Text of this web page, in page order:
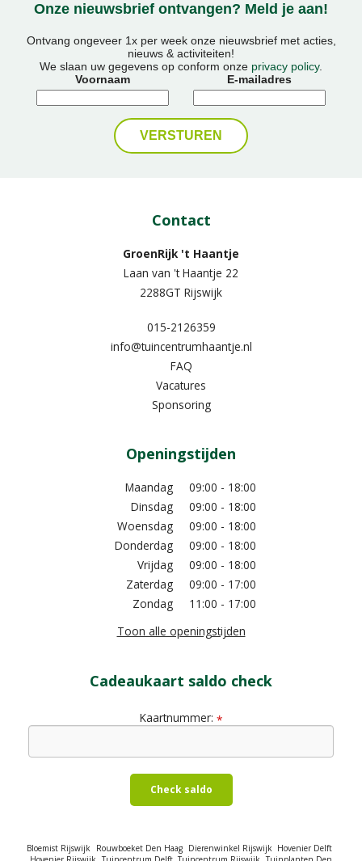
Onze nieuwsbrief ontvangen? Meld je aan!
Ontvang ongeveer 1x per week onze nieuwsbrief met acties,
nieuws & activiteiten!
We slaan uw gegevens op conform onze privacy policy.
Voornaam
E-mailadres
Contact
GroenRijk 't Haantje
Laan van 't Haantje 22
2288GT Rijswijk
015-2126359
info@tuincentrumhaantje.nl
FAQ
Vacatures
Sponsoring
Openingstijden
Maandag
09:00 - 18:00
Dinsdag
09:00 - 18:00
Woensdag
09:00 - 18:00
Donderdag
09:00 - 18:00
Vrijdag
09:00 - 18:00
Zaterdag
09:00 - 17:00
Zondag
11:00 - 17:00
Toon alle openingstijden
Cadeaukaart saldo check
Kaartnummer: *
Check saldo
Bloemist Rijswijk Rouwboeket Den Haag Dierenwinkel Rijswijk Hovenier Delft